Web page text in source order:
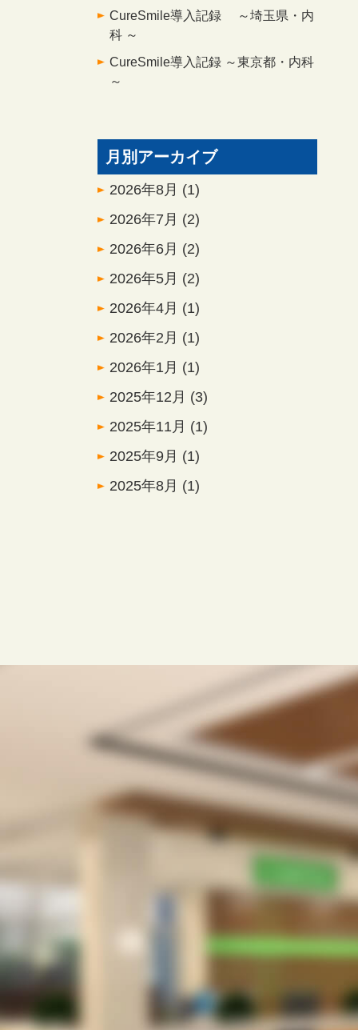
CureSmile導入記録 ～埼玉県・内
科 ～
CureSmile導入記録 ～東京都・内科
～
月別アーカイブ
2026年8月 (1)
2026年7月 (2)
2026年6月 (2)
2026年5月 (2)
2026年4月 (1)
2026年2月 (1)
2026年1月 (1)
2025年12月 (3)
2025年11月 (1)
2025年9月 (1)
2025年8月 (1)
待